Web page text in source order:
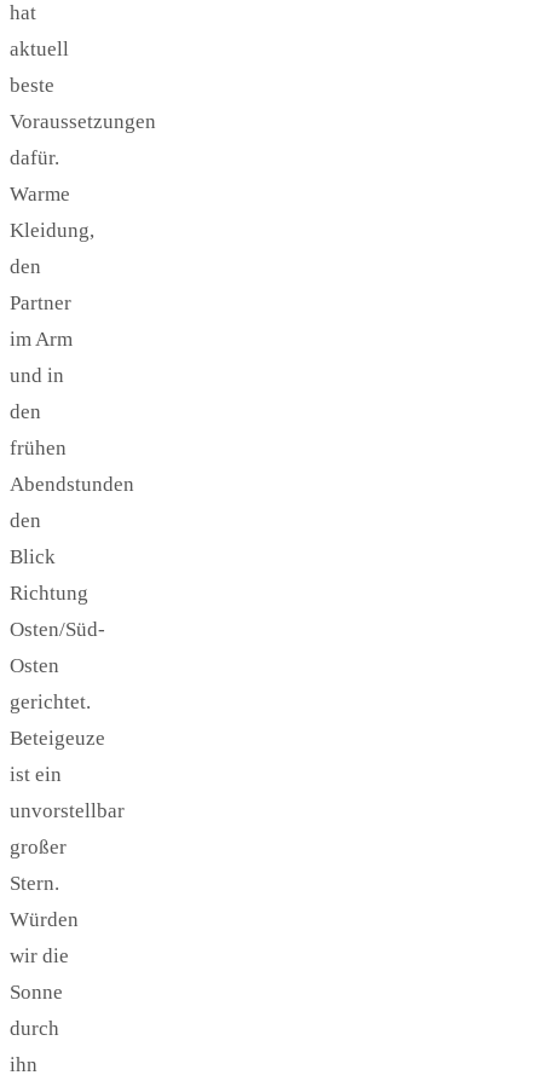
hat
aktuell
beste
Voraussetzungen
dafür.
Warme
Kleidung,
den
Partner
im Arm
und in
den
frühen
Abendstunden
den
Blick
Richtung
Osten/Süd-
Osten
gerichtet.
Beteigeuze
ist ein
unvorstellbar
großer
Stern.
Würden
wir die
Sonne
durch
ihn